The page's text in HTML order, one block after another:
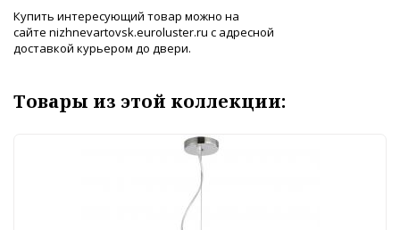
Купить интересующий товар можно на
сайте nizhnevartovsk.euroluster.ru с адресной
доставкой курьером до двери.
Товары из этой коллекции: